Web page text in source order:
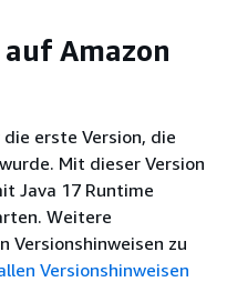
Amazon
die erste Version, die
Mit dieser Version
Java 17 Runtime
Weitere
Versionshinweisen zu
Versionshinweisen